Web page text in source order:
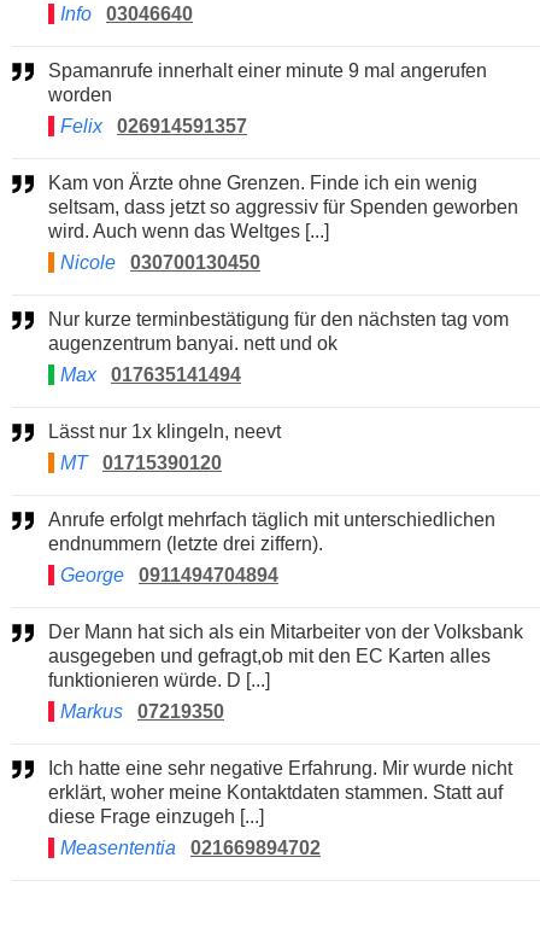
Info
03046640
Spamanrufe innerhalt einer minute 9 mal angerufen
worden
Felix
026914591357
Kam von Ärzte ohne Grenzen. Finde ich ein wenig
seltsam, dass jetzt so aggressiv für Spenden geworben
wird. Auch wenn das Weltges [...]
Nicole
030700130450
Nur kurze terminbestätigung für den nächsten tag vom
augenzentrum banyai. nett und ok
Max
017635141494
Lässt nur 1x klingeln, neevt
MT
01715390120
Anrufe erfolgt mehrfach täglich mit unterschiedlichen
endnummern (letzte drei ziffern).
George
0911494704894
Der Mann hat sich als ein Mitarbeiter von der Volksbank
ausgegeben und gefragt,ob mit den EC Karten alles
funktionieren würde. D [...]
Markus
07219350
erklärt, woher meine Kontaktdaten stammen. Statt auf
diese Frage einzugeh [...]
Measententia
021669894702